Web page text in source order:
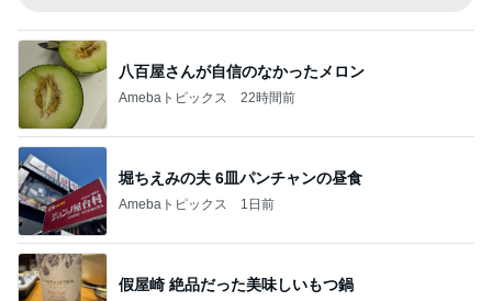
八百屋さんが自信のなかったメロン
Amebaトピックス 22時間前
堀ちえみの夫 6皿パンチャンの昼食
Amebaトピックス 1日前
假屋崎 絶品だった美味しいもつ鍋